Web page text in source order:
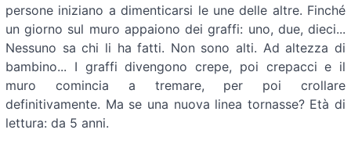
persone iniziano a dimenticarsi le une delle altre. Finché
un giorno sul muro appaiono dei graffi: uno, due, dieci...
Nessuno sa chi li ha fatti. Non sono alti. Ad altezza di
bambino... I graffi divengono crepe, poi crepacci e il
muro comincia a tremare, per poi crollare
definitivamente. Ma se una nuova linea tornasse? Età di
lettura: da 5 anni.